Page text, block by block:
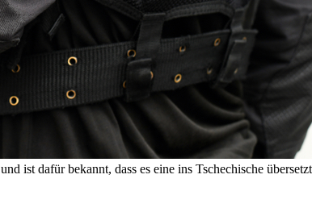
ist dafür bekannt, dass es eine ins Tschechische